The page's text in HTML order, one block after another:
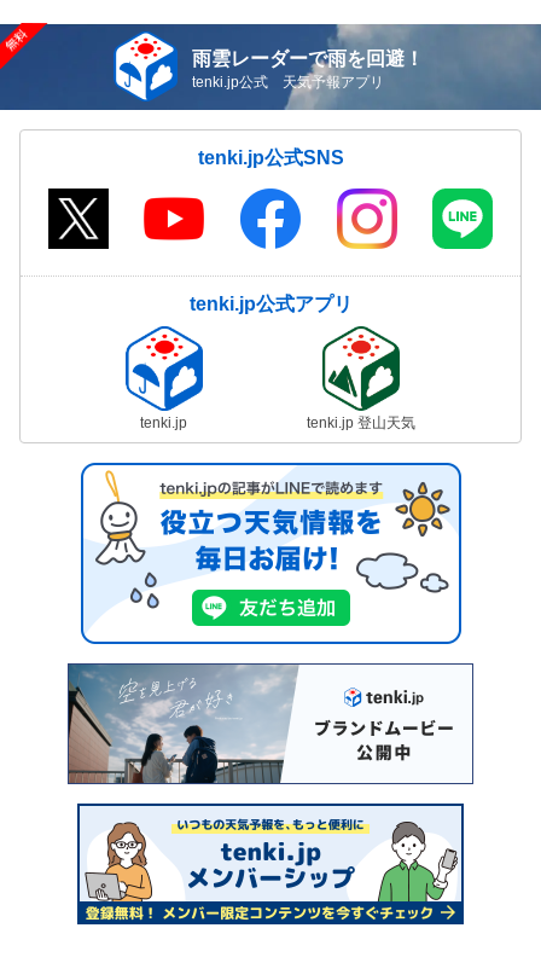
雨雲レーダーで雨を回避！
tenki.jp公式 天気予報アプリ
tenki.jp公式SNS
tenki.jp公式アプリ
tenki.jp tenki.jp 登山天気